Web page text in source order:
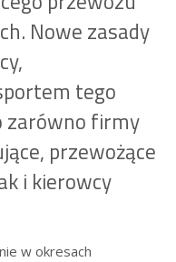
Nowe zasady
tego
zarówno firmy
przewożące
i kierowcy
w okresach